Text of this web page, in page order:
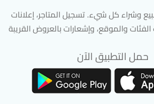
وشراء كل شيء. تسجيل المتاجر، إعلانات
والموقع، وإشعارات بالعروض القريبة
حمل التطبيق الآن